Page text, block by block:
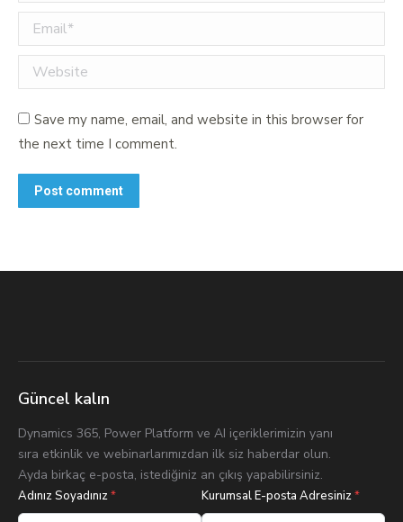
Email *
Website
Save my name, email, and website in this browser for
the next time I comment.
Post comment
Güncel kalın
Dynamics 365, Power Platform ve AI içeriklerimizin yanı
sıra etkinlik ve webinarlarımızdan ilk siz haberdar olun.
Ayda birkaç e-posta, istediğiniz an çıkış yapabilirsiniz.
Adınız Soyadınız* Kurumsal E-posta Adresiniz*